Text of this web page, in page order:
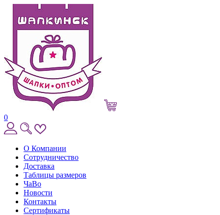
0
О Компании
Сотрудничество
Доставка
Таблицы размеров
ЧаВо
Новости
Контакты
Сертификаты